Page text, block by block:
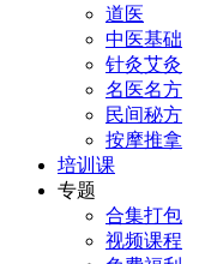
道医
中医基础
针灸艾灸
名医名方
民间秘方
按摩推拿
培训课
专题
合集打包
视频课程